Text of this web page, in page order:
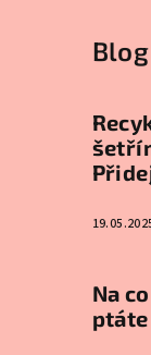
Blog
Na
ptáte